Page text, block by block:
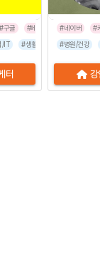
즈 #음식점
#구글 #페이스북
#인스타그램
/IT #생활/리빙 #공공기관
터
#네이버
#
#병원/건강
강